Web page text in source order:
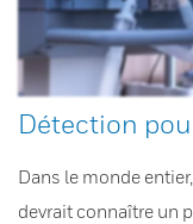
Détection
Dans le monde
devrait connaître un